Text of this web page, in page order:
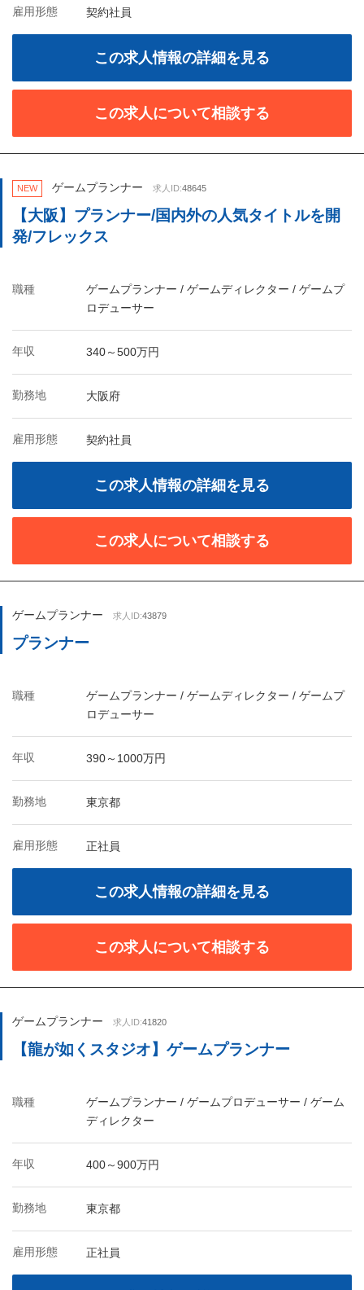
雇用形態 契約社員
この求人情報の詳細を見る
この求人について相談する
NEW ゲームプランナー 求人ID:48645
【大阪】プランナー/国内外の人気タイトルを開
発/フレックス
職種
ゲームプランナー / ゲームディレクター / ゲームプ
ロデューサー
年収 340～500万円
勤務地 大阪府
雇用形態 契約社員
この求人情報の詳細を見る
この求人について相談する
ゲームプランナー 求人ID:43879
プランナー
職種
ゲームプランナー / ゲームディレクター / ゲームプ
ロデューサー
年収 390～1000万円
勤務地 東京都
雇用形態 正社員
この求人情報の詳細を見る
この求人について相談する
ゲームプランナー 求人ID:41820
【龍が如くスタジオ】ゲームプランナー
職種
ゲームプランナー / ゲームプロデューサー / ゲーム
ディレクター
年収 400～900万円
勤務地 東京都
雇用形態 正社員